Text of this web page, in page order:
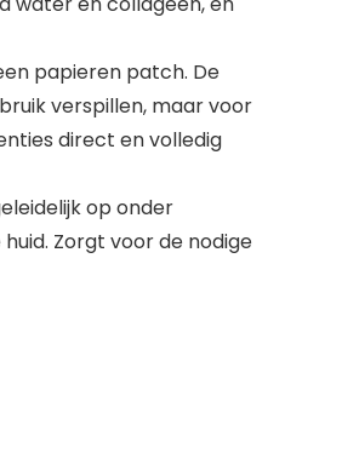
papieren patch. De
verspillen, maar voor
direct en volledig
op onder
Zorgt voor de nodige